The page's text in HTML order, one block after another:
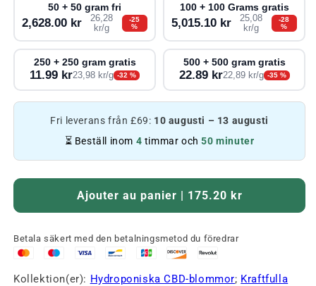
50 + 50 gram fri
2,628.00 kr
26,28
kr/g
-25
%
100 + 100 Grams gratis
5,015.10 kr
25,08
kr/g
-28
%
250 + 250 gram gratis
11.99 kr23,98 kr/g -32 %
500 + 500 gram gratis
22.89 kr22,89 kr/g -35 %
Fri leverans från £69: 10 augusti – 13 augusti
⏳ Beställ inom 4 timmar och50 minuter
Ajouter au panier | 175.20 kr
Betala säkert med den betalningsmetod du föredrar
Kollektion(er): Hydroponiska CBD-blommor; Kraftfulla